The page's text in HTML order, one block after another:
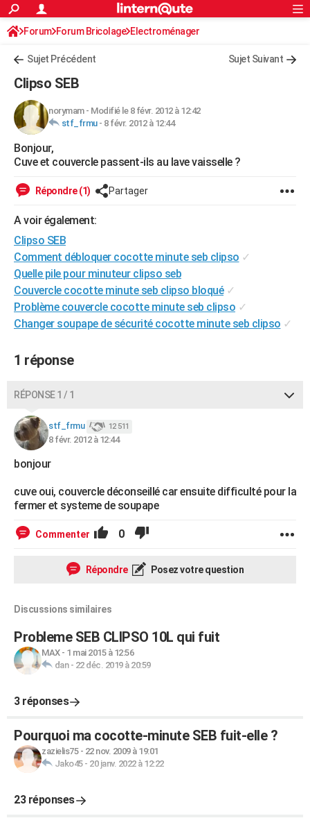
ACTUALITÉS
Politique
Société
Faits Divers
Education
Monde
Villes
+
FINANCE
Retraite
Impôts
Epargne
Immobilier
Risques naturels par ville
Banque
Assurance
Crédit
AUTO
Essais
Réserver un essai
Citadines
Berlines
SUV
Forum auto
+HIGH-TECH
Mobiles
Meilleur smartphone
Internet
Ordinateurs
Jeux vidéo
Guide high-tech
BRICOLAGE
WEEK-END
Guides de France
Escapades
Patrimoine
Expositions
Musées
Week-end nature
+LIFESTYLE
Art de vivre
Bien-être
Loisirs
ModeModes de vie
SANTE
Alimentation
Guide de la santé
Maladies
Médicaments
Sommeil
Destinations
City break
Voyage nature
Voyage de noces
Forum
Climat
+PHOTO
GUIDES D'ACHAT
Carte de Noël
Carte Bonne année
Carte Saint-Valentin
Carte Pâques
Carte d'anniversaire
DICTIONNAIRE
Dictionnaire
Biographies
Citations
Expressions
Proverbes
PROGRAMME TV
COPAINS D'AVANT
AVIS DE DÉCÈS
S'inscrire
Connexion
Forum Forum Bricolage Electroménager
Sujet Précédent Sujet Suivant
Clipso SEB
norymam- Modifié le 8 févr. 2012 à 12:42
stf_frmu- 8 févr. 2012 à 12:44
Bonjour,
Cuve et couvercle passent-ils au lave vaisselle ?
Répondre (1) Partager
A voir également:
Clipso SEB
Comment débloquer cocotte minute seb clipso ✓
Quelle pile pour minuteur clipso seb
Couvercle cocotte minute seb clipso bloqué ✓
Problème couvercle cocotte minute seb clipso ✓
Changer soupape de sécurité cocotte minute seb clipso ✓
1 réponse
RÉPONSE 1 / 1
stf_frmu 12 511
8 févr. 2012 à 12:44
bonjour
cuve oui, couvercle déconseillé car ensuite difficulté pour la
fermer et systeme de soupape
Commenter 0
Répondre Posez votre question
Discussions similaires
Probleme SEB CLIPSO 10L qui fuit
MAX- 1 mai 2015 à 12:56
dan- 22 déc. 2019 à 20:59
3 réponses
Pourquoi ma cocotte-minute SEB fuit-elle ?
zazielis75- 22 nov. 2009 à 19:01
Jako45- 20 janv. 2022 à 12:22
23 réponses